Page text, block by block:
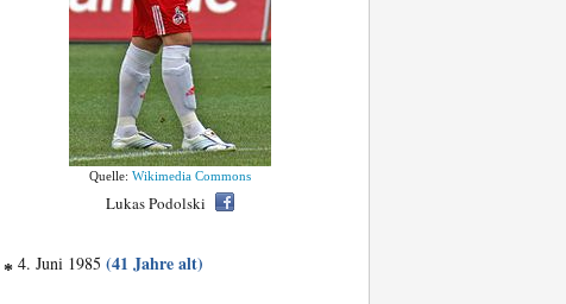
Quelle: Wikimedia Commons
Lukas Podolski
* 4. Juni 1985 (41 Jahre alt)